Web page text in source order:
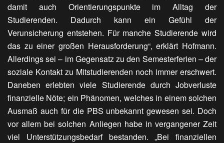
damit auch Orientierungspunkte im Alltag der
Studierenden. Dadurch kann ein Gefühl der
Verunsicherung entstehen. Für manche Studierende wird
das zu einer großen Herausforderung“, erklärt Hofmann.
Allerdings sei – im Gegensatz zu den Semesterferien – der
soziale Kontakt zu Mitstudierenden noch immer erschwert.
Daneben erlebten viele Studierende durch Jobverluste
finanzielle Nöte; ein Phänomen, welches in einem solchen
Ausmaß auch für die PBS unbekannt gewesen sei. Doch
vor allem bei solchen Anliegen habe in vergangener Zeit
viel Unterstützungsbedarf bestanden. „Bei finanziellen